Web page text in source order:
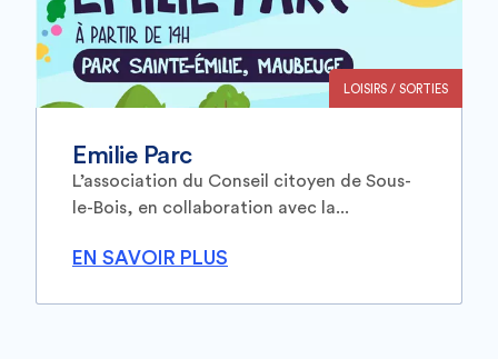
LOISIRS / SORTIES
Emilie Parc
L’association du Conseil citoyen de Sous-
le-Bois, en collaboration avec la...
EN SAVOIR PLUS